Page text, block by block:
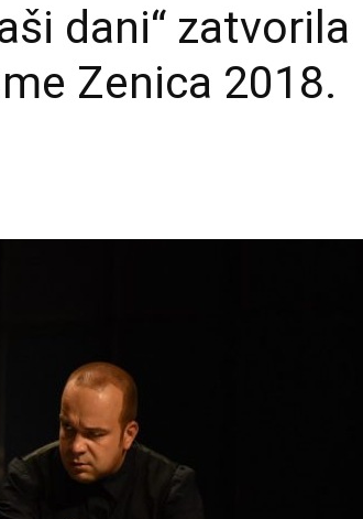
dani“ zatvorila
Zenica 2018.